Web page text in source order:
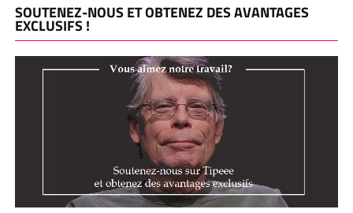
SOUTENEZ-NOUS ET OBTENEZ DES AVANTAGES
EXCLUSIFS !